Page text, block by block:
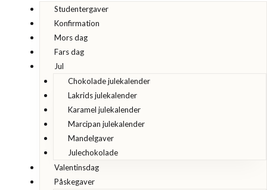
Studentergaver
Konfirmation
Mors dag
Fars dag
Jul
Chokolade julekalender
Lakrids julekalender
Karamel julekalender
Marcipan julekalender
Mandelgaver
Julechokolade
Valentinsdag
Påskegaver